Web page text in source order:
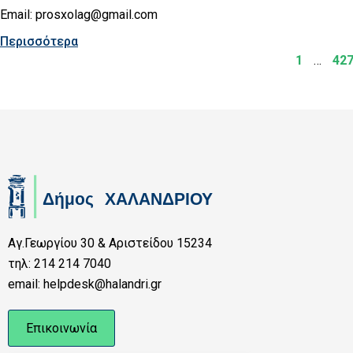
Email: prosxolag@gmail.com
Περισσότερα
1
…
Αγ.Γεωργίου 30 & Αριστείδου 15234
τηλ: 214 214 7040
email: helpdesk@halandri.gr
Επικοινωνία